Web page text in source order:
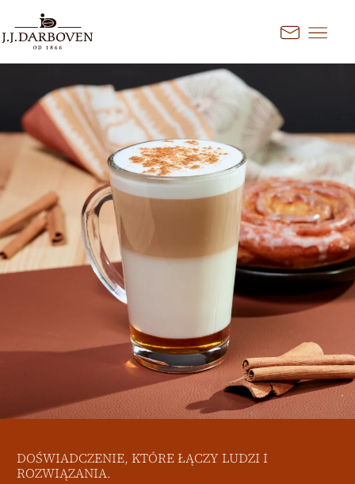
Kontakt
DOŚWIADCZENIE, KTÓRE ŁĄCZY LUDZI I
ROZWIĄZANIA.
Wybierz kraj i język
Odkryj nasze oferty dla Twojego
rynku
Deutschland DE
EN
France
FR
Česko
CS
Ireland
EN
Polska
PL
Nederland
NL
SK
Dodatkowe rynki
United Kingdom